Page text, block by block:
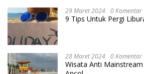
29 Maret 2024 0 Komentar
9 Tips Untuk Pergi
28 Maret 2024 0 Komentar
Wisata Anti